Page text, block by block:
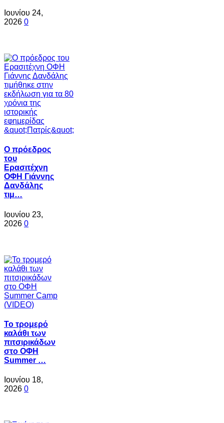
Ιουνίου 24,
2026 0
Ο πρόεδρος
του
Ερασιτέχνη
ΟΦΗ Γιάννης
Δανδάλης
τιμ…
Ιουνίου 23,
2026 0
Το τρομερό
καλάθι των
πιτσιρικάδων
στο ΟΦΗ
Summer …
Ιουνίου 18,
2026 0